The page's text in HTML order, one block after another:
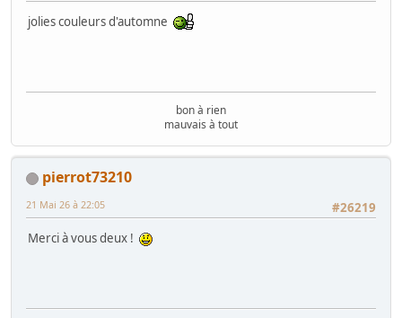
jolies couleurs d'automne
bon à rien
mauvais à tout
pierrot73210
#26219
21 Mai 26 à 22:05
Merci à vous deux !